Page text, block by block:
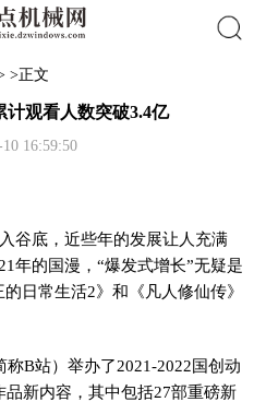
>正文
计观看人数突破3.4亿
16:59:50
谷底，近些年的发展让人充满
年的国漫，“爆发式增长”无疑是
日常生活2》和《凡人修仙传》
B站）举办了2021-2022国创动
新内容，其中包括27部重磅新